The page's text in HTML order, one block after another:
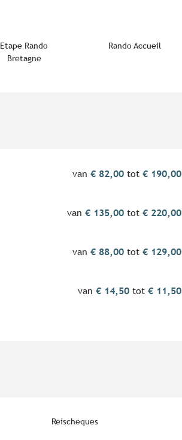
Etape Rando
Bretagne
Rando Accueil
van€ 82,00 tot€ 190,00
van€ 135,00 tot€ 220,00
van€ 88,00 tot€ 129,00
van€ 14,50 tot€ 11,50
Reischeques